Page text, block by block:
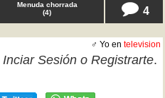
Menuda chorrada
(4) 4
♂ Yo en television
Inciar Sesión o Registrarte.